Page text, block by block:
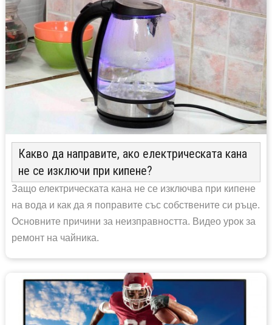
Какво да направите, ако електрическата кана
не се изключи при кипене?
Защо електрическата кана не се изключва при кипене
на вода и как да я поправите със собствените си ръце.
Основните причини за неизправността. Видео урок за
ремонт на чайника.